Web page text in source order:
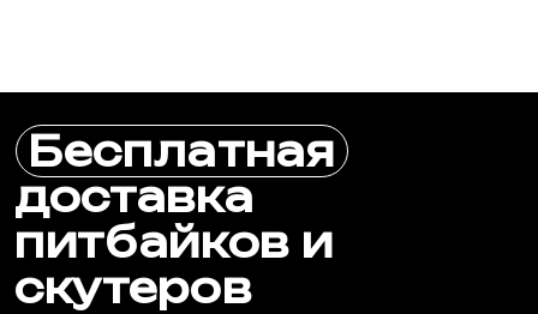
Бесплатная
доставка
питбайков и
скутеров